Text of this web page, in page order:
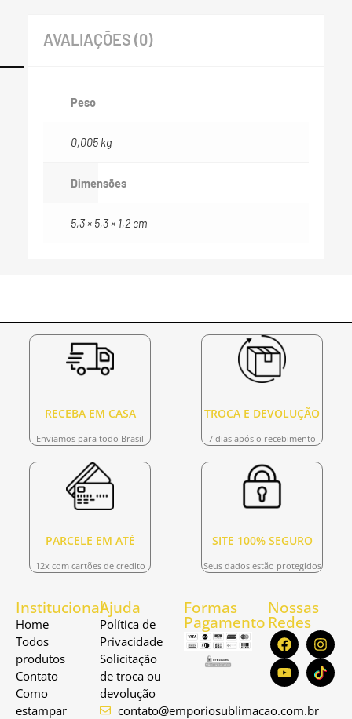
AVALIAÇÕES (0)
Peso
0,005 kg
Dimensões
5,3 × 5,3 × 1,2 cm
RECEBA EM CASA
Enviamos para todo Brasil
TROCA E DEVOLUÇÃO
7 dias após o recebimento
PARCELE EM ATÉ
12x com cartões de credito
SITE 100% SEGURO
Seus dados estão protegidos
Institucional
Home
Todos
produtos
Contato
Como
estampar
Ajuda
Política de
Privacidade
Solicitação
de troca ou
devolução
contato@emporiosublimacao.com.br
Formas
Pagamento
Nossas
Redes